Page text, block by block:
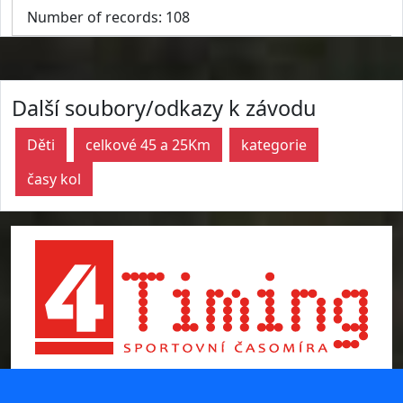
Number of records: 108
Další soubory/odkazy k závodu
Děti celkové 45 a 25Km
kategorie
časy kol